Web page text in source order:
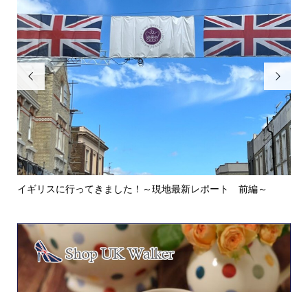

イギリスに行ってきました！～現地最新レポート 前編～
